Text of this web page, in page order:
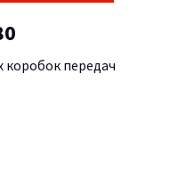
коробок передач